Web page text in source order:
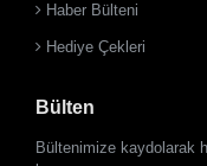
Haber Bülteni
Hediye Çekleri
Bülten
Bültenimize kaydolarak